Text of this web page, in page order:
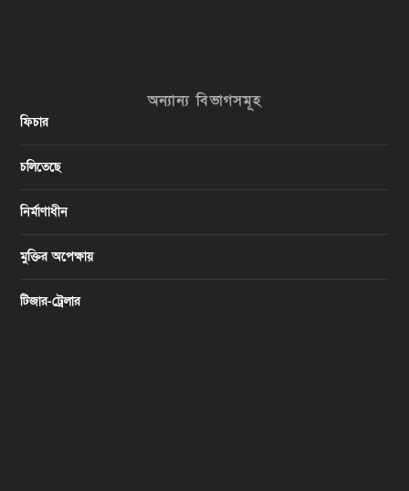
অন্যান্য বিভাগসমূহ
ফিচার
চলিতেছে
নির্মাণাধীন
মুক্তির অপেক্ষায়
টিজার-ট্রেলার